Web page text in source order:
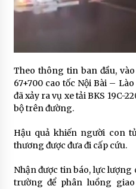
Theo thông tin ban đầu,
67+700 cao tốc Nội Bài –
đã xảy ra vụ xe tải BKS 19C-
bộ trên đường.
Hậu quả khiến người con
thương được đưa đi cấp cứu.
Nhận được tin báo, lực
trường để phân luồng